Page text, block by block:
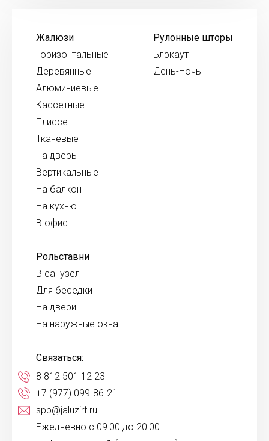
Жалюзи
Горизонтальные
Деревянные
Алюминиевые
Кассетные
Плиссе
Тканевые
На дверь
Вертикальные
На балкон
На кухню
В офис
Рулонные шторы
Блэкаут
День-Ночь
Рольставни
В санузел
Для беседки
На двери
На наружные окна
Связаться:
8 812 501 12 23
+7 (977) 099-86-21
spb@jaluzirf.ru
Ежедневно с 09:00 до 20:00